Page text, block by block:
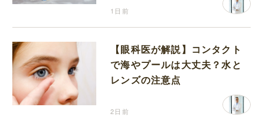
1日前
【眼科医が解説】コンタクト
で海やプールは大丈夫？水と
レンズの注意点
2日前